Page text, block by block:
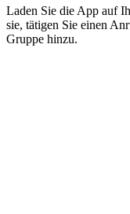
Laden Sie die App auf
sie, tätigen Sie einen
Gruppe hinzu.